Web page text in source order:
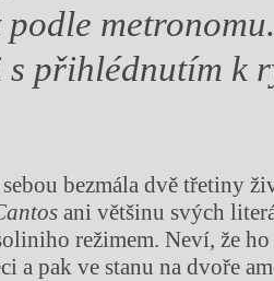
přihlédnutím k
bezmála dvě třetiny
ani většinu svých
režimem. Neví, že
a pak ve stanu na dvoře